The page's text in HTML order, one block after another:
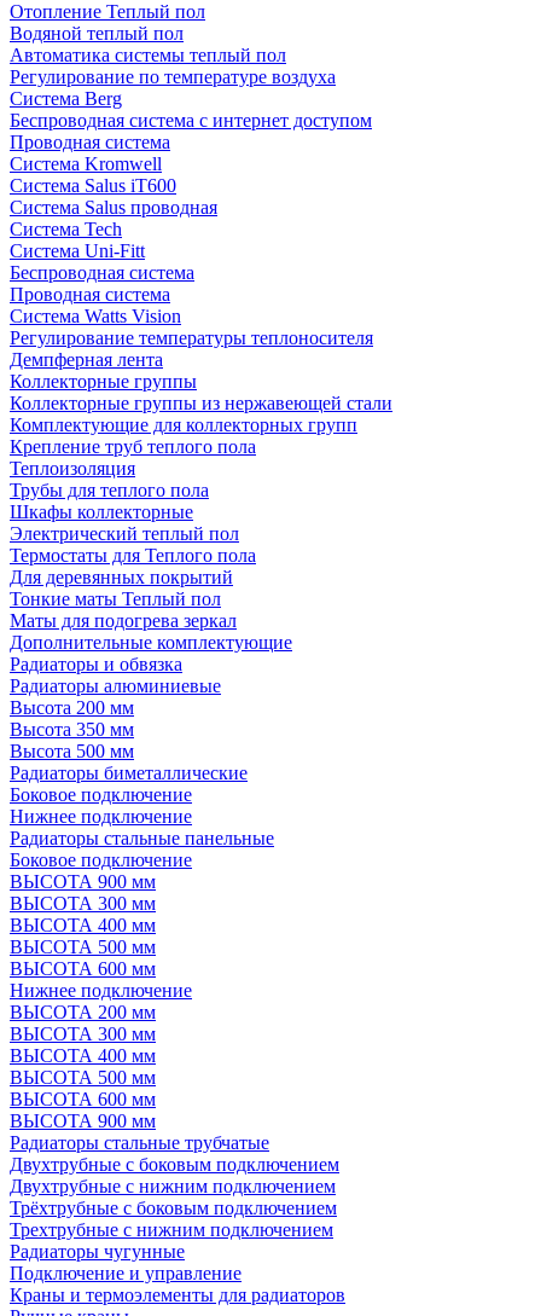
Отопление Теплый пол
Водяной теплый пол
Автоматика системы теплый пол
Регулирование по температуре воздуха
Система Berg
Беспроводная система с интернет доступом
Проводная система
Система Kromwell
Система Salus iT600
Система Salus проводная
Система Tech
Система Uni-Fitt
Беспроводная система
Проводная система
Система Watts Vision
Регулирование температуры теплоносителя
Демпферная лента
Коллекторные группы
Коллекторные группы из нержавеющей стали
Комплектующие для коллекторных групп
Крепление труб теплого пола
Теплоизоляция
Трубы для теплого пола
Шкафы коллекторные
Электрический теплый пол
Термостаты для Теплого пола
Для деревянных покрытий
Тонкие маты Теплый пол
Маты для подогрева зеркал
Дополнительные комплектующие
Радиаторы и обвязка
Радиаторы алюминиевые
Высота 200 мм
Высота 350 мм
Высота 500 мм
Радиаторы биметаллические
Боковое подключение
Нижнее подключение
Радиаторы стальные панельные
Боковое подключение
ВЫСОТА 900 мм
ВЫСОТА 300 мм
ВЫСОТА 400 мм
ВЫСОТА 500 мм
ВЫСОТА 600 мм
Нижнее подключение
ВЫСОТА 200 мм
ВЫСОТА 300 мм
ВЫСОТА 400 мм
ВЫСОТА 500 мм
ВЫСОТА 600 мм
ВЫСОТА 900 мм
Радиаторы стальные трубчатые
Двухтрубные с боковым подключением
Двухтрубные с нижним подключением
Трёхтрубные с боковым подключением
Трехтрубные с нижним подключением
Радиаторы чугунные
Подключение и управление
Краны и термоэлементы для радиаторов